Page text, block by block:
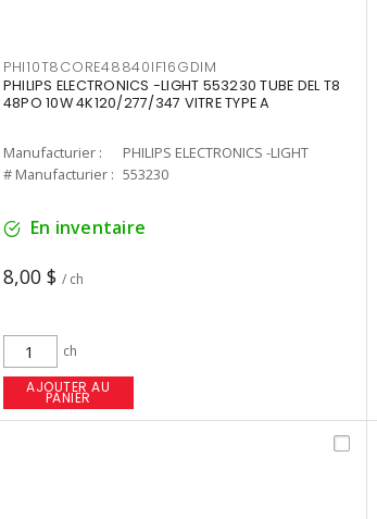
PHI10T8CORE48840IF16GDIM
PHILIPS ELECTRONICS -LIGHT 553230 TUBE DEL T8
48PO 10W 4K120/277/347 VITRE TYPE A
Manufacturier :
PHILIPS ELECTRONICS -LIGHT
# Manufacturier : 553230
En inventaire
8,00 $ / ch
ch
AJOUTER AU
PANIER